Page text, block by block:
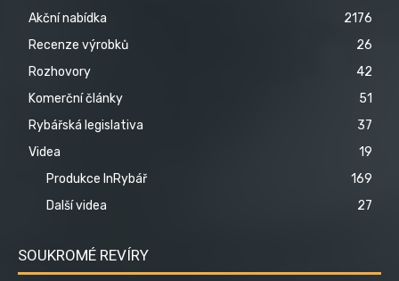
Akční nabídka
2176
Recenze výrobků
26
Rozhovory
42
Komerční články
51
Rybářská legislativa
37
Videa
19
Produkce InRybář
169
Další videa
27
SOUKROMÉ REVÍRY